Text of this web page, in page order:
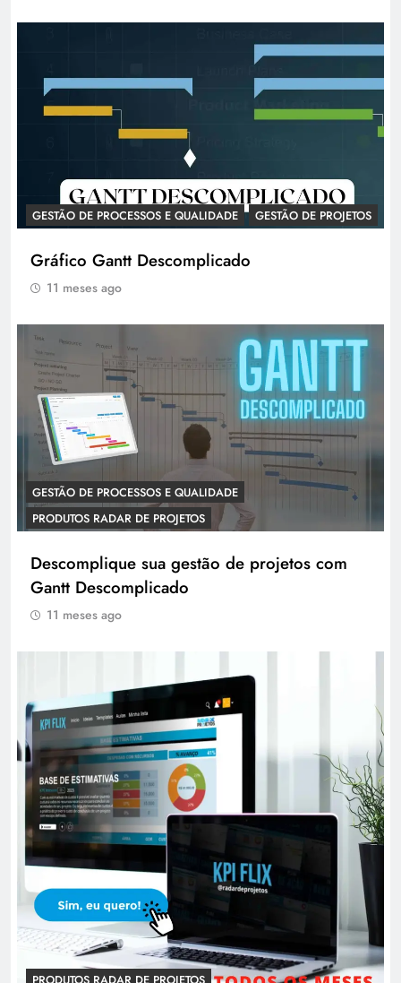
GESTÃO DE PROCESSOS E QUALIDADE GESTÃO DE PROJETOS
Gráfico Gantt Descomplicado
11 meses ago
GESTÃO DE PROCESSOS E QUALIDADE
PRODUTOS RADAR DE PROJETOS
Descomplique sua gestão de projetos com
Gantt Descomplicado
11 meses ago